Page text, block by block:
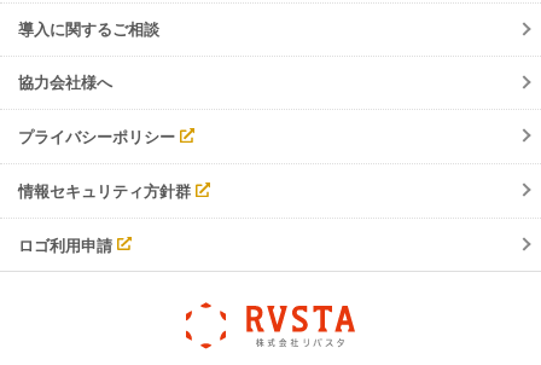
導入に関するご相談
協力会社様へ
プライバシーポリシー
情報セキュリティ方針群
ロゴ利用申請